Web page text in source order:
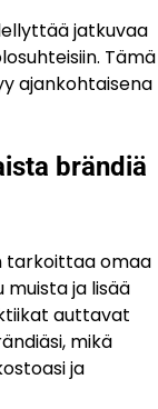
jatkuvaa
Tämä
ajankohtaisena
brändiä
tarkoittaa omaa
ja lisää
auttavat
mikä
ja